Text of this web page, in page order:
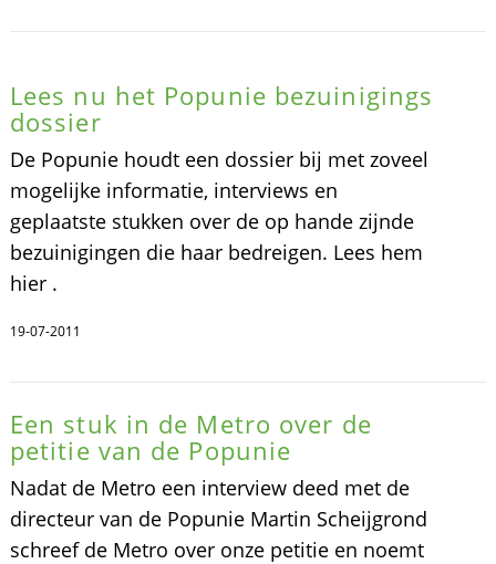
Lees nu het Popunie bezuinigings
dossier
De Popunie houdt een dossier bij met zoveel
mogelijke informatie, interviews en
geplaatste stukken over de op hande zijnde
bezuinigingen die haar bedreigen. Lees hem
hier .
19-07-2011
Een stuk in de Metro over de
petitie van de Popunie
Nadat de Metro een interview deed met de
directeur van de Popunie Martin Scheijgrond
schreef de Metro over onze petitie en noemt